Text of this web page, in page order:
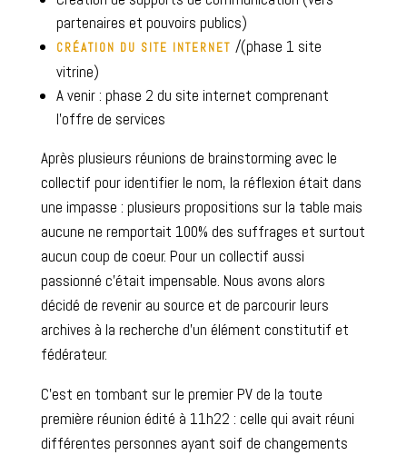
partenaires et pouvoirs publics)
CRÉATION DU SITE INTERNET /(phase 1 site
vitrine)
A venir : phase 2 du site internet comprenant
l’offre de services
Après plusieurs réunions de brainstorming avec le
collectif pour identifier le nom, la réflexion était dans
une impasse : plusieurs propositions sur la table mais
aucune ne remportait 100% des suffrages et surtout
aucun coup de coeur. Pour un collectif aussi
passionné c’était impensable. Nous avons alors
décidé de revenir au source et de parcourir leurs
archives à la recherche d’un élément constitutif et
fédérateur.
C’est en tombant sur le premier PV de la toute
première réunion édité à 11h22 : celle qui avait réuni
différentes personnes ayant soif de changements